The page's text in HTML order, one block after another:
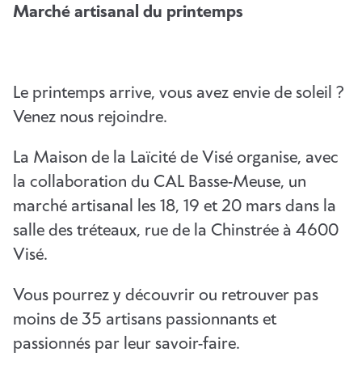
Marché artisanal du printemps
Le printemps arrive, vous avez envie de soleil ?
Venez nous rejoindre.
La Maison de la Laïcité de Visé organise, avec
la collaboration du CAL Basse-Meuse, un
marché artisanal les 18, 19 et 20 mars dans la
salle des tréteaux, rue de la Chinstrée à 4600
Visé.
Vous pourrez y découvrir ou retrouver pas
moins de 35 artisans passionnants et
passionnés par leur savoir-faire.